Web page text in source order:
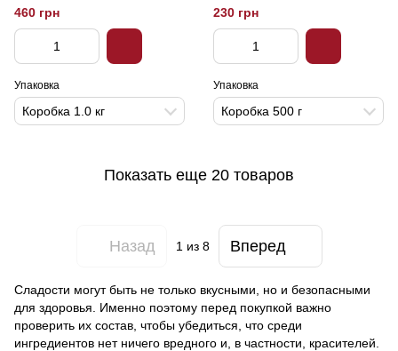
кг
460 грн
Упаковка
Коробка 1.0 кг
230 грн
Упаковка
Коробка 500 г
Показать еще 20 товаров
Назад 1 из 8 Вперед
Сладости могут быть не только вкусными, но и безопасными
для здоровья. Именно поэтому перед покупкой важно
проверить их состав, чтобы убедиться, что среди
ингредиентов нет ничего вредного и, в частности, красителей.